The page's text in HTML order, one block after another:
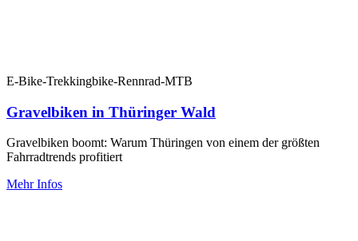
E-Bike-Trekkingbike-Rennrad-MTB
Gravelbiken in Thüringer Wald
Gravelbiken boomt: Warum Thüringen von einem der größten
Fahrradtrends profitiert
Mehr Infos